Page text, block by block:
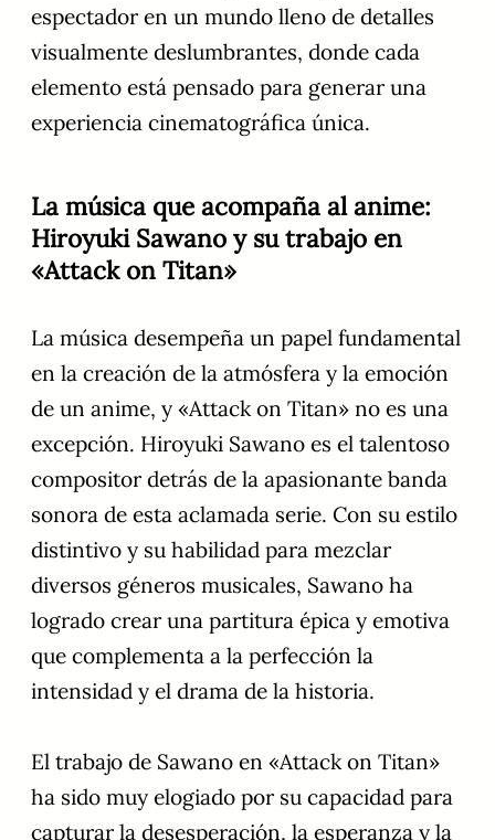
espectador en un mundo lleno de detalles
visualmente deslumbrantes, donde cada
elemento está pensado para generar una
experiencia cinematográfica única.
La música que acompaña al anime:
Hiroyuki Sawano y su trabajo en
«Attack on Titan»
La música desempeña un papel fundamental
en la creación de la atmósfera y la emoción
de un anime, y «Attack on Titan» no es una
excepción. Hiroyuki Sawano es el talentoso
compositor detrás de la apasionante banda
sonora de esta aclamada serie. Con su estilo
distintivo y su habilidad para mezclar
diversos géneros musicales, Sawano ha
logrado crear una partitura épica y emotiva
que complementa a la perfección la
intensidad y el drama de la historia.
El trabajo de Sawano en «Attack on Titan»
ha sido muy elogiado por su capacidad para
capturar la desesperación, la esperanza y la